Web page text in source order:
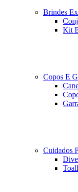
Brindes
Kit
Copos E
Cuidados